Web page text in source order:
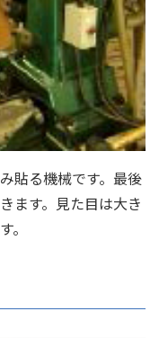
貼る機械です。最後
ます。見た目は大き
。